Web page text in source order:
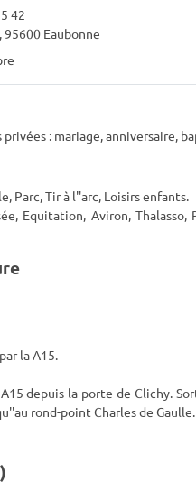
42
95600 Eaubonne
: mariage, anniversaire,
Parc, Tir à l''arc, Loisirs enfants.
Equitation, Aviron,
la A15.
depuis la porte de Clichy.
rond-point Charles de